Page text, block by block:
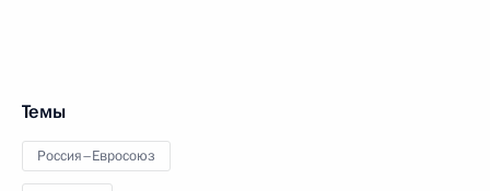
Темы
Россия–Евросоюз